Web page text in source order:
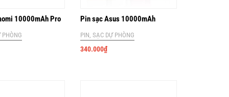
10000mAh Pro
PHÒNG
Pin sạc Asus 10000mAh
PIN, SẠC DỰ PHÒNG
340.000₫